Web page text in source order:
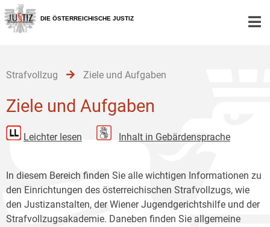
Zur
Hauptnavigation
[1]
Zum
Inhalt
[2]
Zum
Untermenü
[3]
DIE ÖSTERREICHISCHE JUSTIZ
Strafvollzug Ziele und Aufgaben
Ziele und Aufgaben
Leichter lesen Inhalt in Gebärdensprache
In diesem Bereich finden Sie alle wichtigen Informationen zu
den Einrichtungen des österreichischen Strafvollzugs, wie
den Justizanstalten, der Wiener Jugendgerichtshilfe und der
Strafvollzugsakademie. Daneben finden Sie allgemeine